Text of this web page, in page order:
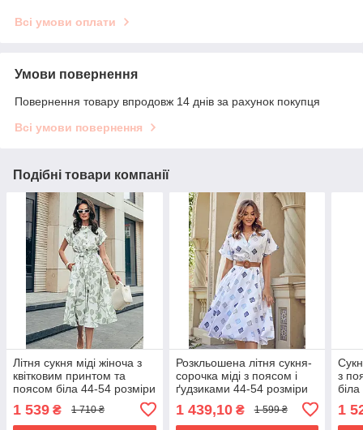
Всі умови оплати
Умови повернення
Повернення товару впродовж 14 днів за рахунок покупця
Всі умови повернення
Подібні товари компанії
Літня сукня міді жіноча з
квітковим принтом та
поясом біла 44-54 розміри
1 539 ₴ 1 710 ₴
Розкльошена літня сукня-
сорочка міді з поясом і
ґудзиками 44-54 розміри
1 439,10₴ 1 599 ₴
з
біла
1